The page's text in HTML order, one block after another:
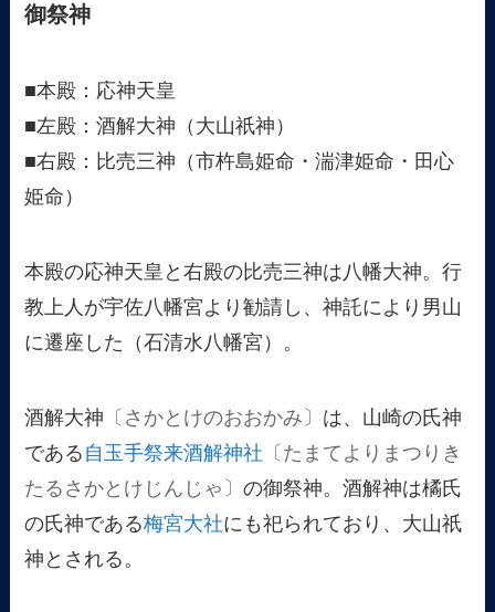
御祭神
■本殿：応神天皇
■左殿：酒解大神（大山祇神）
■右殿：比売三神（市杵島姫命・湍津姫命・田心
姫命）
本殿の応神天皇と右殿の比売三神は八幡大神。行
教上人が宇佐八幡宮より勧請し、神託により男山
に遷座した（石清水八幡宮）。
酒解大神 〔さかとけのおおかみ〕 は、山崎の氏神
である 自玉手祭来酒解神社 〔たまてよりまつりき
たるさかとけじんじゃ〕の御祭神。酒解神は橘氏
の氏神である梅宮大社にも祀られており、大山祇
神とされる。